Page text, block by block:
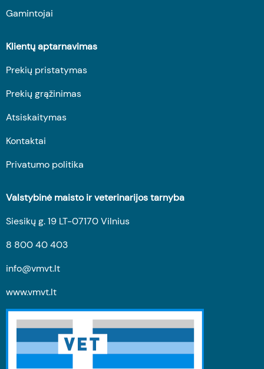
Gamintojai
Klientų aptarnavimas
Prekių pristatymas
Prekių grąžinimas
Atsiskaitymas
Kontaktai
Privatumo politika
Valstybinė maisto ir veterinarijos tarnyba
Siesikų g. 19 LT-07170 Vilnius
8 800 40 403
info@vmvt.lt
www.vmvt.lt